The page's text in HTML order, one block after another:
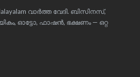
വാർത്ത വേദി. ബിസിനസ്,
ഓട്ടോ, ഫാഷൻ, ഭക്ഷണം — ഒറ്റ